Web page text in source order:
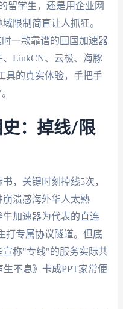
留学生，还是用企业网
限制简直让人抓狂。
一款靠谱的回国加速器
LinkCN、云极、海豚
具的真实体验，手把手
：掉线/限
，关键时刻掉线5次，
溃感海外华人太熟
加速器为代表的直连
打专属协议隧道。但底
宣称"专线"的服务实际共
不息》卡成PPT家常便